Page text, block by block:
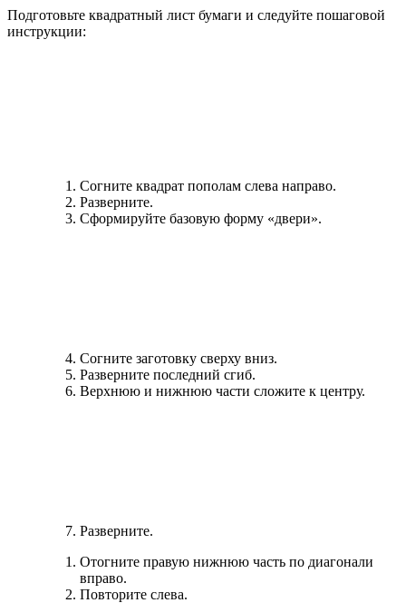
Подготовьте квадратный лист бумаги и следуйте пошаговой
инструкции:
Согните квадрат пополам слева направо.
Разверните.
Сформируйте базовую форму «двери».
Согните заготовку сверху вниз.
Разверните последний сгиб.
Верхнюю и нижнюю части сложите к центру.
Разверните.
Отогните правую нижнюю часть по диагонали
вправо.
Повторите слева.